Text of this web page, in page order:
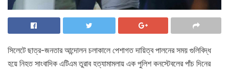
সিলেটে ছাত্র-জনতার আন্দোলন চলাকালে পেশাগত দায়িত্ব পালনের সময় গুলিবিদ্ধ
হয়ে নিহত সাংবাদিক এটিএম তুরাব হত্যামামলায় এক পুলিশ কনস্টেবলের পাঁচ দিনের